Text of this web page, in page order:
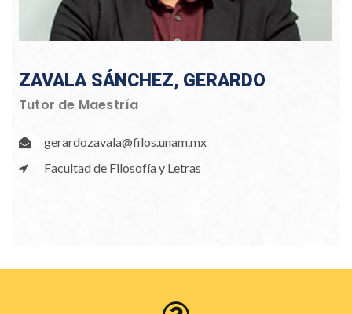
ZAVALA SÁNCHEZ, GERARDO
Tutor de Maestría
gerardozavala@filos.unam.mx
Facultad de Filosofía y Letras